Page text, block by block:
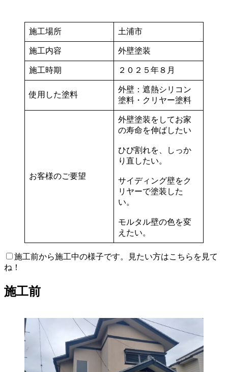
施工場所 土浦市
施工内容 外壁塗装
施工時期 ２０２５年８月
使用した塗料
外壁：遮熱シリコン
塗料・クリヤー塗料
お客様のご要望
外壁塗装をしてお家
の寿命を伸ばしたい
ひび割れを、しっか
り直したい。
サイディング壁をク
リヤーで塗装した
い。
モルタル壁の色を変
えたい。
施工前から施工中の様子です。見たい方はこちらを見て
ね！
施工前